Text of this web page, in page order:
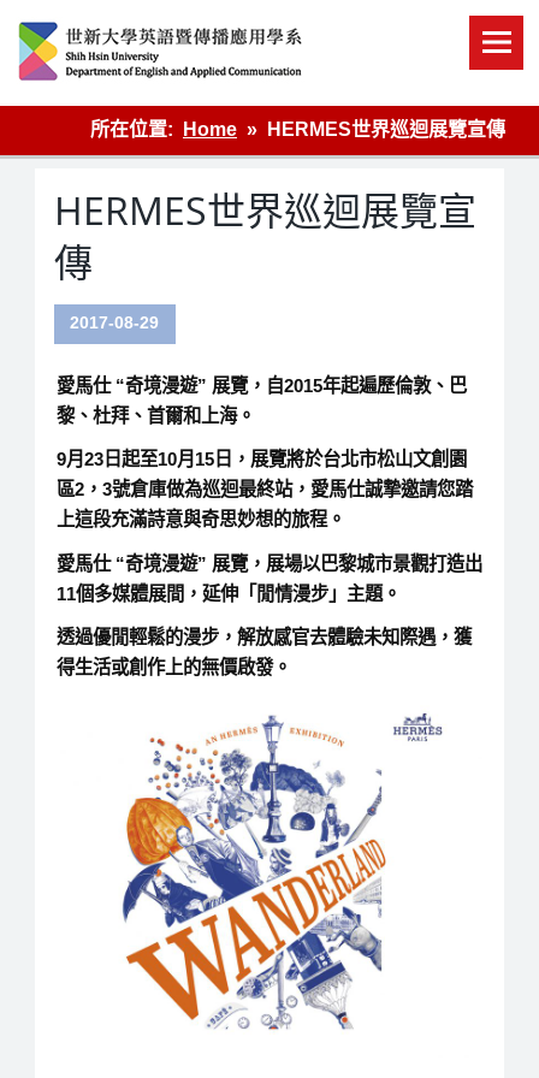
content
英語傳播
所在位置:
Home HERMES世界巡迴展覽宣傳
HERMES世界巡迴展覽宣
傳
2017-08-29
愛馬仕 “奇境漫遊” 展覽，自2015年起遍歷倫敦、巴
黎、杜拜、首爾和上海。
9月23日起至10月15日，展覽將於台北市松山文創園
區2，3號倉庫做為巡迴最終站，愛馬仕誠摯邀請您踏
上這段充滿詩意與奇思妙想的旅程。
愛馬仕 “奇境漫遊” 展覽，展場以巴黎城市景觀打造出
11個多媒體展間，延伸「閒情漫步」主題。
透過優閒輕鬆的漫步，解放感官去體驗未知際遇，獲
得生活或創作上的無價啟發。